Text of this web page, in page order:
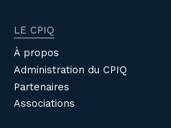
LE CPIQ
À propos
Administration du CPIQ
Partenaires
Associations